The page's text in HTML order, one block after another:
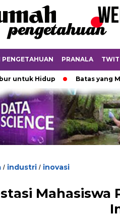
PRANALA TWIT
Hidup Batas yang
/ industri / inovasi